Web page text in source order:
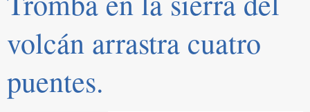
volcán arrastra cuatro
puentes.